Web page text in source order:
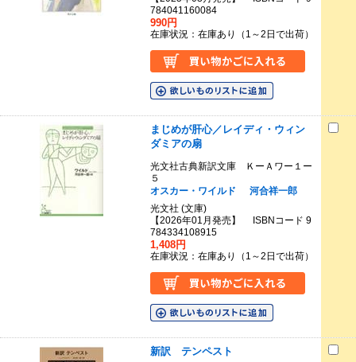
784041160084
990円
在庫状況：在庫あり（1～2日で出荷）
まじめが肝心／レイディ・ウィン
ダミアの扇
光文社古典新訳文庫 ＫーＡワー１ー
５
オスカー・ワイルド
河合祥一郎
光文社 (文庫)
【2026年01月発売】 ISBNコード 9
784334108915
1,408円
在庫状況：在庫あり（1～2日で出荷）
新訳 テンペスト